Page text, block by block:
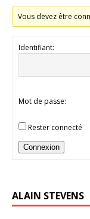
Vous devez être
Identifiant:
Mot de passe:
Rester connecté
Connexion
ALAIN STEVENS